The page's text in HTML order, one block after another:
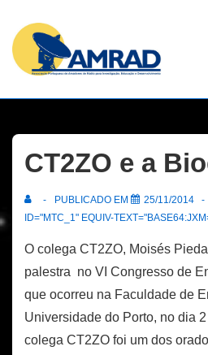
Skip
Content
CT2ZO e a
PUBLICADO EM 25/11/2014
ID="MTC_1" EQUIV-
O colega CT2ZO, Moisés
palestra no VI Congresso de
que ocorreu na Faculdade de
Universidade do Porto, no dia
colega CT2ZO foi um dos